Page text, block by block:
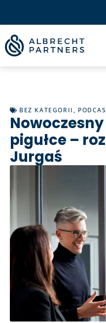
BEZ KATEGORII ,
pigułce –
Jurgaś